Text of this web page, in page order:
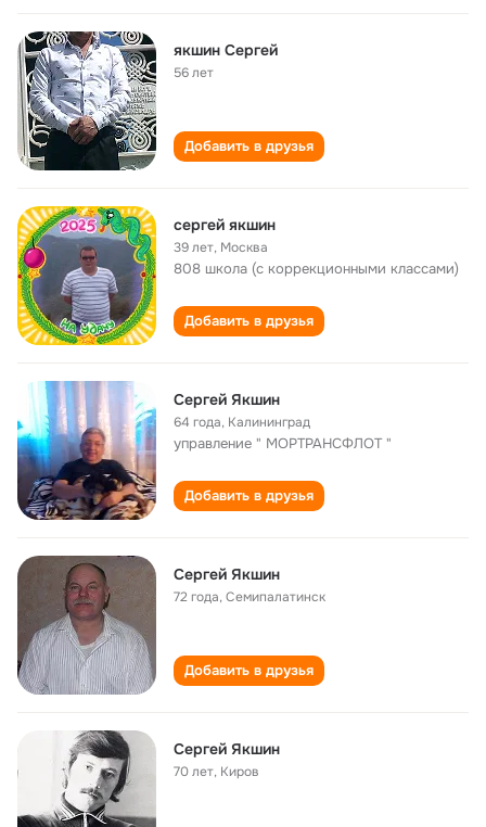
якшин Сергей
56 лет
Добавить в друзья
сергей якшин
39 лет, Москва
808 школа (с коррекционными классами)
Добавить в друзья
Сергей Якшин
64 года, Калининград
управление " МОРТРАНСФЛОТ "
Добавить в друзья
Сергей Якшин
72 года,Семипалатинск
Добавить в друзья
Сергей Якшин
70 лет, Киров